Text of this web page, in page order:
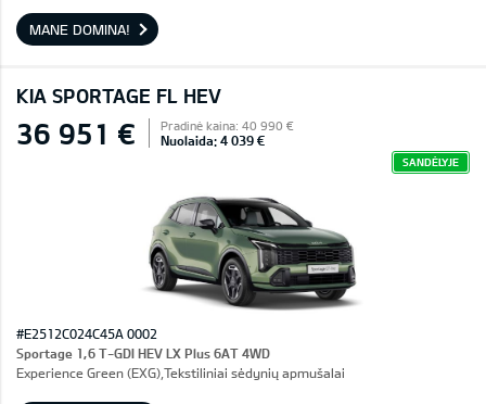
MANE DOMINA!
KIA SPORTAGE FL HEV
36 951 € Pradinė kaina: 40 990 €
Nuolaida: 4 039 €
SANDĖLYJE
#E2512C024C45A 0002
Sportage 1,6 T-GDI HEV LX Plus 6AT 4WD
Experience Green (EXG),Tekstiliniai sėdynių apmušalai